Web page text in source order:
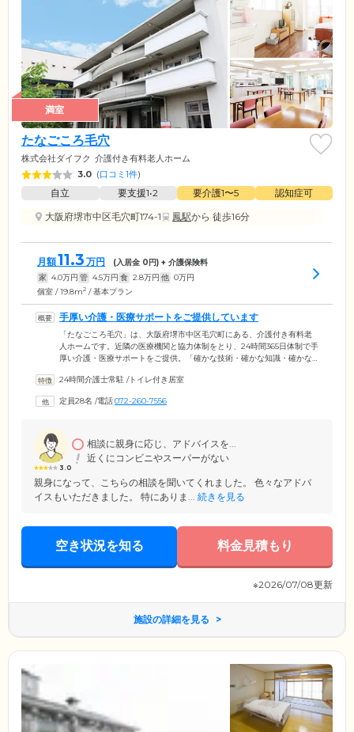
満室
たなごころ毛穴
株式会社ダイフク 介護付き有料老人ホーム
3.0 (口コミ1件)
自立 要支援1•2 要介護1〜5
認知症可
大阪府堺市中区毛穴町174-1
鳳駅から 徒歩16分
月額11.3 万円 (入居金 0円) + 介護保険料
家 4.0万円 管 4.5万円 食 2.8万円 他 0万円
個室 / 19.8m2 / 基本プラン
手厚い介護・医療サポートをご提供しています
「たなごころ毛穴」は、大阪府堺市中区毛穴町にある、介護付き有料老
人ホームです。近隣の医療機関と協力体制をとり、24時間365日体制で手
厚い介護・医療サポートをご提供。「確かな技術・確かな知識・確かな
め細やかに寄り添っています。さらに、自社で「訪問看護サービス」を
日々の健康管理はもちろん、生活相談や緊急時のご対応まで、迅速に行
24時間介護士常駐 /トイレ付き居室
定員28名 /電話072-260-7556
3.0
相談に親身に応じ、アドバイスを...
近くにコンビニやスーパーがない
親身になって、こちらの相談を聞いてくれました。 色々なアドバ
イスもいただきました。 特にありま... 続きを見る
空き状況を知る 料金見積もり
※2026/07/08更新
施設の詳細を見る